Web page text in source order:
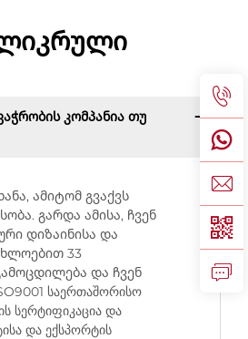
კომპანია თუ
ამიტომ გვაქვს
გარდა ამისა, ჩვენ
დიზაინისა და
33
და ჩვენ
საერთაშორისო
სერტიფიკაცია და
და ექსპორტის